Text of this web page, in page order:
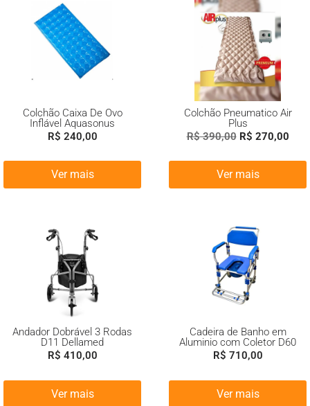
Colchão Caixa De Ovo
Inflável Aquasonus
R$ 240,00
Ver mais
Colchão Pneumatico Air
Plus
R$390,00 R$ 270,00
Ver mais
Andador Dobrável 3 Rodas
D11 Dellamed
R$ 410,00
Ver mais
Cadeira de Banho em
Aluminio com Coletor D60
R$ 710,00
Ver mais